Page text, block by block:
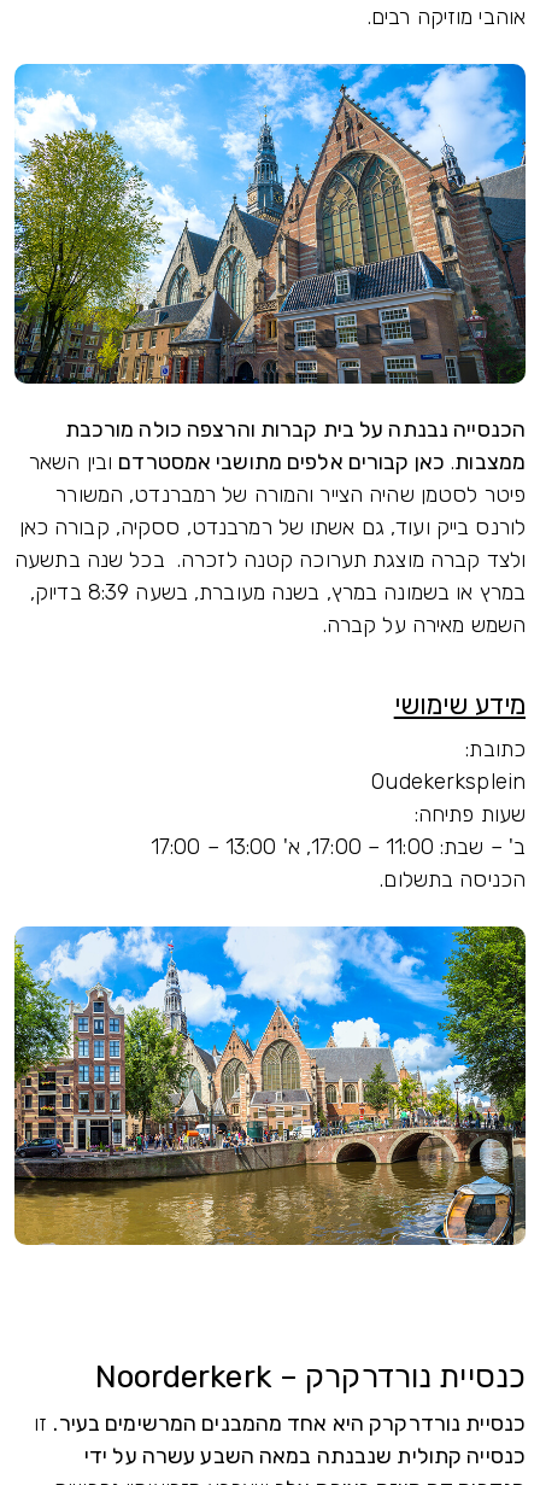
אוהבי מוזיקה רבים.
הכנסייה נבנתה על בית קברות והרצפה כולה מורכבת
ממצבות. כאן קבורים אלפים מתושבי אמסטרדם ובין השאר
פיטר לסטמן שהיה הצייר והמורה של רמברנדט, המשורר
לורנס בייק ועוד, גם אשתו של רמרבנדט, ססקיה, קבורה כאן
ולצד קברה מוצגת תערוכה קטנה לזכרה. בכל שנה בתשעה
במרץ או בשמונה במרץ, בשנה מעוברת, בשעה 8:39 בדיוק,
השמש מאירה על קברה.
מידע שימושי
כתובת:
Oudekerksplein
שעות פתיחה:
ב' – שבת: 11:00 – 17:00, א' 13:00 – 17:00
הכניסה בתשלום.
כנסיית נורדרקרק – Noorderkerk
כנסיית נורדרקרק היא אחד מהמבנים המרשימים בעיר. זו
כנסייה קתולית שנבנתה במאה השבע עשרה על ידי